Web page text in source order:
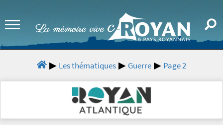
Les thématiques Guerre Page 2